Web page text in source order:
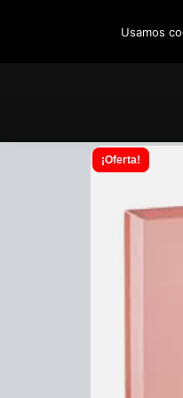
to
¡Oferta!
Usamos